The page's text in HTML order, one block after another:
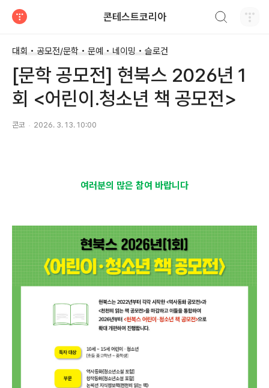
콘테스트코리아
대회 • 공모전/문학 • 문예 • 네이밍 • 슬로건
[문학 공모전] 현북스 2026년 1
회 <어린이.청소년 책 공모전>
콘코 2026. 3. 13. 10:00
여러분의 많은 참여 바랍니다